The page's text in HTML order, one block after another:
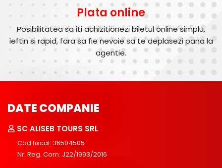
Plata online
Posibilitatea sa iti achizitionezi biletul online simplu,
ieftin si rapid, fara sa fie nevoie sa te deplasezi pana la
agentie.
DATE COMPANIE
SC ALISEB TOURS SRL
Cod fiscal: 36504505
Nr. Reg. Com: J22/1993/2016